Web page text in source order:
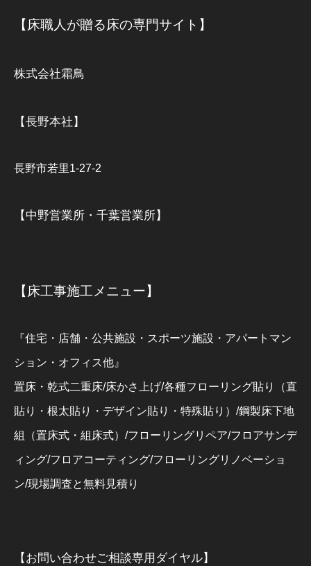
【床職人が贈る床の専門サイト】
株式会社霜鳥
【長野本社】
長野市若里1-27-2
【中野営業所・千葉営業所】
【床工事施工メニュー】
『住宅・店舗・公共施設・スポーツ施設・アパートマン
ション・オフィス他』
置床・乾式二重床/床かさ上げ/各種フローリング貼り（直
貼り・根太貼り・デザイン貼り・特殊貼り）/鋼製床下地
組（置床式・組床式）/フローリングリペア/フロアサンデ
ィング/フロアコーティング/フローリングリノベーショ
ン/現場調査と無料見積り
【お問い合わせご相談専用ダイヤル】